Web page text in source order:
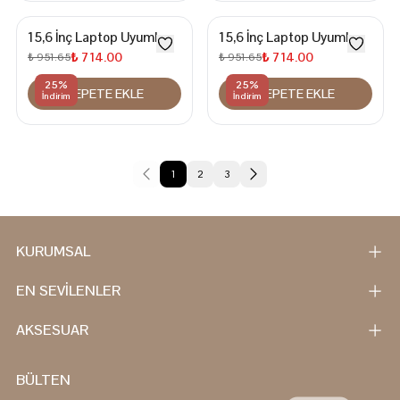
25%
İndirim
15,6 İnç Laptop Uyumlu
Sırt Çantası
₺ 951.65₺ 714.00
SEPETE EKLE
25%
İndirim
15,6 İnç Laptop Uyumlu
Sırt Çantası
₺ 951.65₺ 714.00
SEPETE EKLE
1 2 3
KURUMSAL
EN SEVİLENLER
AKSESUAR
BÜLTEN